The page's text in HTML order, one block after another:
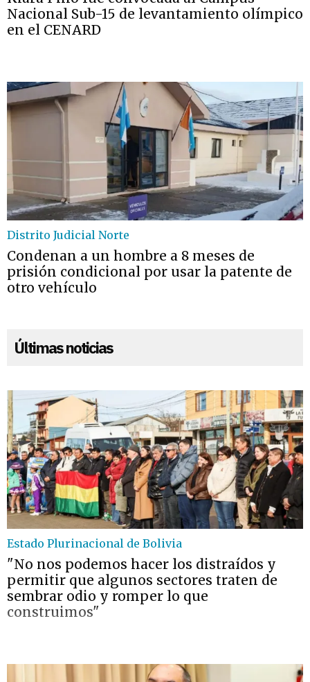
Nacional Sub-15 de levantamiento olímpico
en el CENARD
Distrito Judicial Norte
Condenan a un hombre a 8 meses de
prisión condicional por usar la patente de
otro vehículo
Últimas noticias
Estado Plurinacional de Bolivia
"No nos podemos hacer los distraídos y
permitir que algunos sectores traten de
sembrar odio y romper lo que
construimos"